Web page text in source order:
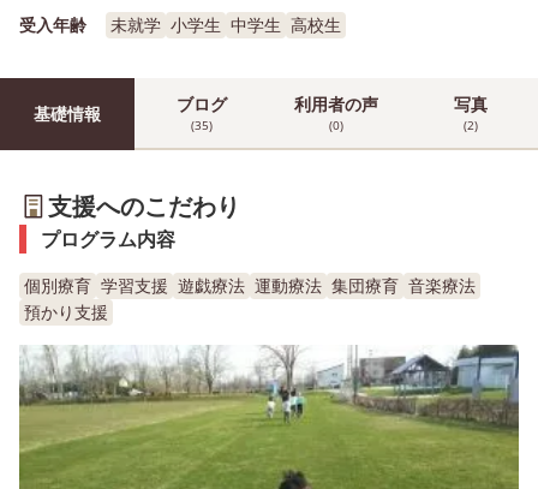
受入年齢
未就学 小学生 中学生 高校生
基礎情報 ブログ
(35)
利用者の声
(0)
写真
(2)
支援へのこだわり
プログラム内容
個別療育 学習支援 遊戯療法 運動療法 集団療育 音楽療法
預かり支援